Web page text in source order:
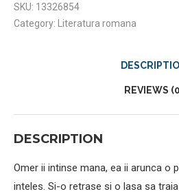
SKU: 13326854
Category:
Literatura romana
REVIEWS
DESCRIPTION
Omer ii intinse mana, ea ii arunca o
inteles. Si-o retrase si o lasa sa